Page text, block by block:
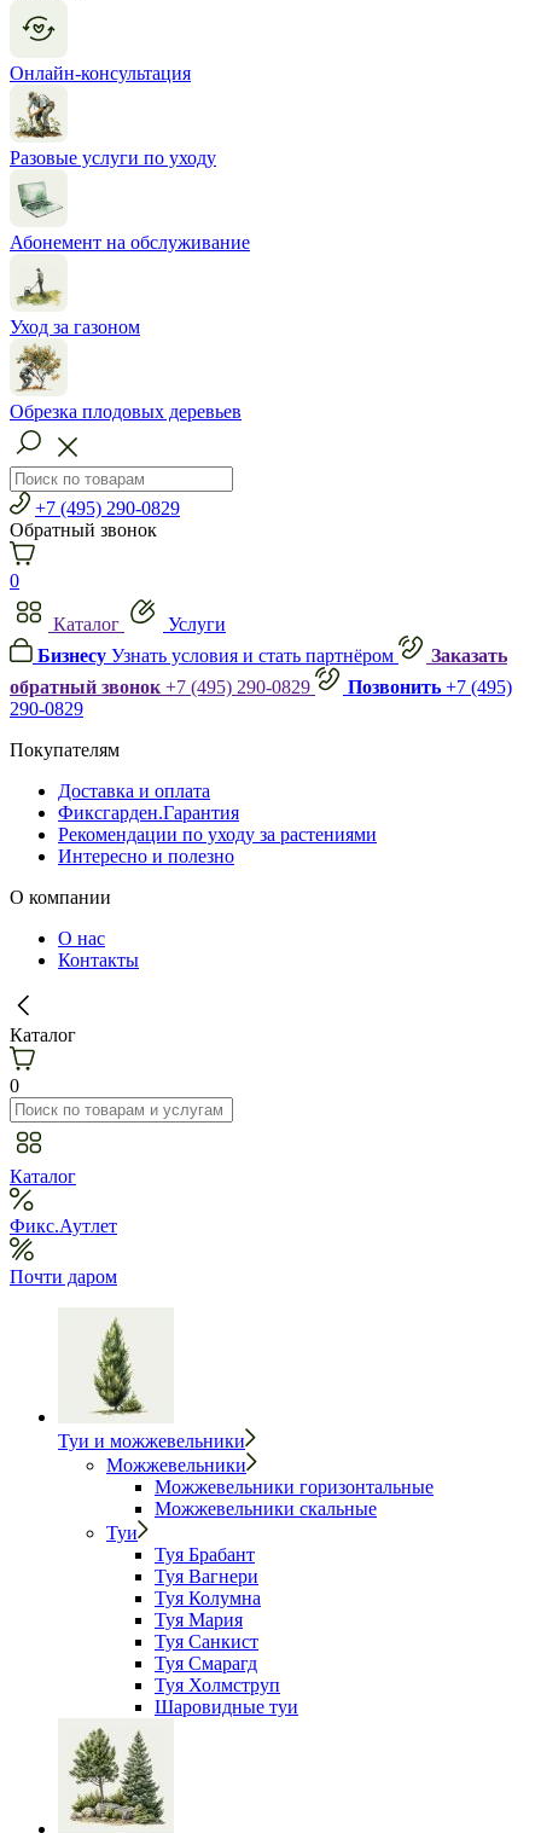
Онлайн-консультация
Разовые услуги по уходу
Абонемент на обслуживание
Уход за газоном
Обрезка плодовых деревьев
+7 (495) 290-0829
Обратный звонок
0
Каталог
Услуги
Бизнесу Узнать условия и стать партнёром
Заказать
обратный звонок +7 (495) 290-0829 Позвонить +7 (495)
290-0829
Покупателям
Доставка и оплата
Фиксгарден.Гарантия
Рекомендации по уходу за растениями
Интересно и полезно
О компании
О нас
Контакты
Каталог
0
Каталог
Фикс.Аутлет
Почти даром
Туи и можжевельники
Можжевельники
Можжевельники горизонтальные
Можжевельники скальные
Туи
Туя Брабант
Туя Вагнери
Туя Колумна
Туя Мария
Туя Санкист
Туя Смарагд
Туя Холмструп
Шаровидные туи